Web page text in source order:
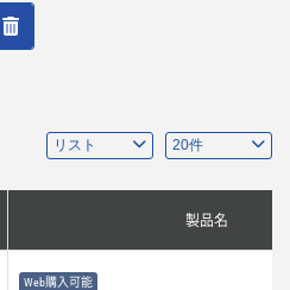
製品名
Web購入可能